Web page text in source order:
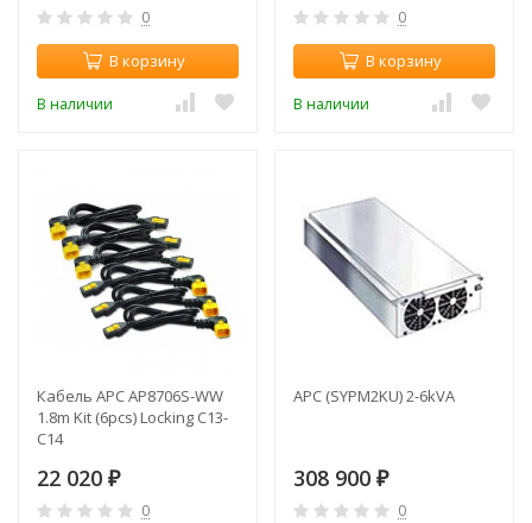
0
В корзину
В наличии
0
В корзину
В наличии
Кабель APC AP8706S-WW
1.8m Kit (6pcs) Locking C13-
C14
22 020 ₽
0
APC (SYPM2KU) 2-6kVA
308 900 ₽
0